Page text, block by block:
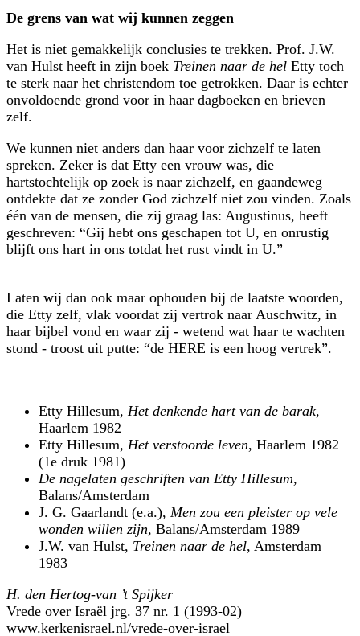
De grens van wat wij kunnen zeggen
Het is niet gemakkelijk conclusies te trekken. Prof. J.W.
van Hulst heeft in zijn boek Treinen naar de hel Etty toch
te sterk naar het christendom toe getrokken. Daar is echter
onvoldoende grond voor in haar dagboeken en brieven
zelf.
We kunnen niet anders dan haar voor zichzelf te laten
spreken. Zeker is dat Etty een vrouw was, die
hartstochtelijk op zoek is naar zichzelf, en gaandeweg
ontdekte dat ze zonder God zichzelf niet zou vinden. Zoals
één van de mensen, die zij graag las: Augustinus, heeft
geschreven:
Gij hebt ons geschapen tot U, en onrustig
blijft ons hart in ons totdat het rust vindt in U.
Laten wij dan ook maar ophouden bij de laatste woorden,
die Etty zelf, vlak voordat zij vertrok naar Auschwitz, in
haar bijbel vond en waar zij - wetend wat haar te wachten
stond - troost uit putte:
de HERE is een hoog vertrek .
Etty Hillesum, Het denkende hart van de barak,
Haarlem 1982
Etty Hillesum, Het verstoorde leven, Haarlem 1982
(1e druk 1981)
De nagelaten geschriften van Etty Hillesum,
Balans/Amsterdam
J. G. Gaarlandt (e.a.), Men zou een pleister op vele
wonden willen zijn, Balans/Amsterdam 1989
J.W. van Hulst, Treinen naar de hel, Amsterdam
1983
H. den Hertog-van ’t Spijker
Vrede over Israël jrg. 37 nr. 1 (1993-02)
www.kerkenisrael.nl/vrede-over-israel